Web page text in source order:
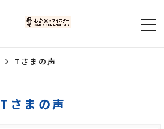
Tさまの声
Tさまの声